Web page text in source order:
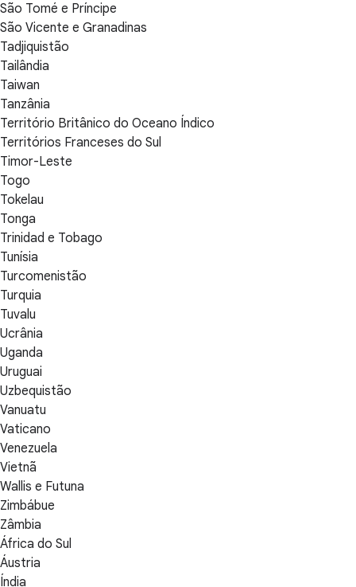
São Tomé e Príncipe
São Vicente e Granadinas
Tadjiquistão
Tailândia
Taiwan
Tanzânia
Território Britânico do Oceano Índico
Territórios Franceses do Sul
Timor-Leste
Togo
Tokelau
Tonga
Trinidad e Tobago
Tunísia
Turcomenistão
Turquia
Tuvalu
Ucrânia
Uganda
Uruguai
Uzbequistão
Vanuatu
Vaticano
Venezuela
Vietnã
Wallis e Futuna
Zimbábue
Zâmbia
África do Sul
Áustria
Índia